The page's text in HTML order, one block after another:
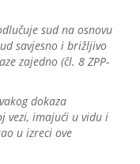
sud na osnovu
savjesno i brižljivo
zajedno (čl. 8 ZPP-
dokaza
vezi, imajući u vidu i
u izreci ove